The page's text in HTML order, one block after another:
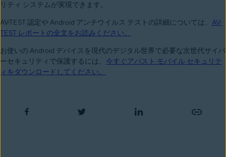
リティ システムが実現できます。
AV-TEST 認定や Android アンチウイルス テストの詳細については、 AV-
TEST レポートの全文をお読みください。
お使いの Android デバイスを現代のデジタル世界で必要な次世代サイバ
ーセキュリティで保護するには、 今すぐアバスト モバイル セキュリテ
ィをダウンロードしてください。